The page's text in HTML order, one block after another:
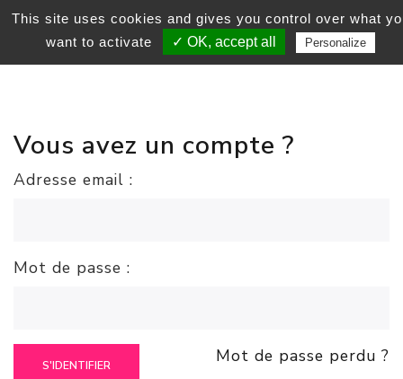
Vous avez un compte ?
Adresse email :
Mot de passe :
Mot de passe perdu ?
This site uses cookies and gives you control over what
want to activate
✓ OK, accept all Personalize